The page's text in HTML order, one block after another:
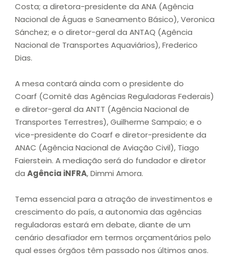
Costa; a diretora-presidente da ANA (Agência
Nacional de Águas e Saneamento Básico), Veronica
Sánchez; e o diretor-geral da ANTAQ (Agência
Nacional de Transportes Aquaviários), Frederico
Dias.
A mesa contará ainda com o presidente do
Coarf (Comitê das Agências Reguladoras Federais)
e diretor-geral da ANTT (Agência Nacional de
Transportes Terrestres), Guilherme Sampaio; e o
vice-presidente do Coarf e diretor-presidente da
ANAC (Agência Nacional de Aviação Civil), Tiago
Faierstein. A mediação será do fundador e diretor
da Agência iNFRA, Dimmi Amora.
Tema essencial para a atração de investimentos e
crescimento do país, a autonomia das agências
reguladoras estará em debate, diante de um
cenário desafiador em termos orçamentários pelo
qual esses órgãos têm passado nos últimos anos.